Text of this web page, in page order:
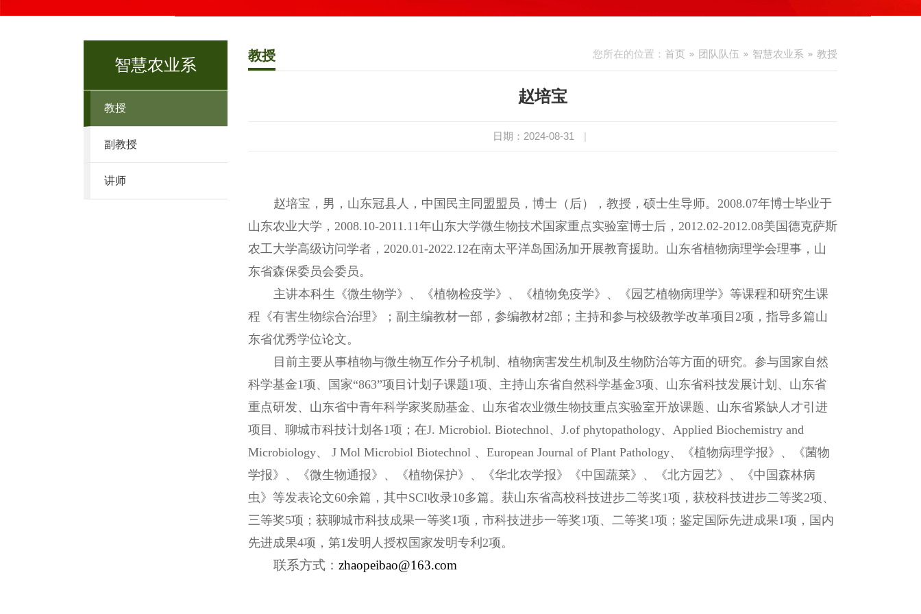
智慧农业系
教授
副教授
讲师
您所在的位置： 首页 团队队伍 智慧农业系 教授
教授
赵培宝
日期：2024-08-31 |
赵培宝，男，山东冠县人，中国民主同盟盟员，博士（后），教授，硕士生导师。2008.07年博士毕业于
山东农业大学，2008.10-2011.11年山东大学微生物技术国家重点实验室博士后，2012.02-2012.08美国德克萨斯
农工大学高级访问学者，2020.01-2022.12在南太平洋岛国汤加开展教育援助。山东省植物病理学会理事，山
东省森保委员会委员。
主讲本科生《微生物学》、《植物检疫学》、《植物免疫学》、《园艺植物病理学》等课程和研究生课
程《有害生物综合治理》；副主编教材一部，参编教材2部；主持和参与校级教学改革项目2项，指导多篇山
东省优秀学位论文。
目前主要从事植物与微生物互作分子机制、植物病害发生机制及生物防治等方面的研究。参与国家自然
科学基金1项、国家“863”项目计划子课题1项、主持山东省自然科学基金3项、山东省科技发展计划、山东省
重点研发、山东省中青年科学家奖励基金、山东省农业微生物技重点实验室开放课题、山东省紧缺人才引进
项目、聊城市科技计划各1项；在J. Microbiol. Biotechnol、J.of phytopathology、Applied Biochemistry and
Microbiology、 J Mol Microbiol Biotechnol 、European Journal of Plant Pathology、《植物病理学报》、《菌物
学报》、《微生物通报》、《植物保护》、《华北农学报》《中国蔬菜》、《北方园艺》、《中国森林病
虫》等发表论文60余篇，其中SCI收录10多篇。获山东省高校科技进步二等奖1项，获校科技进步二等奖2项、
三等奖5项；获聊城市科技成果一等奖1项，市科技进步一等奖1项、二等奖1项；鉴定国际先进成果1项，国内
先进成果4项，第1发明人授权国家发明专利2项。
联系方式： zhaopeibao@163.com